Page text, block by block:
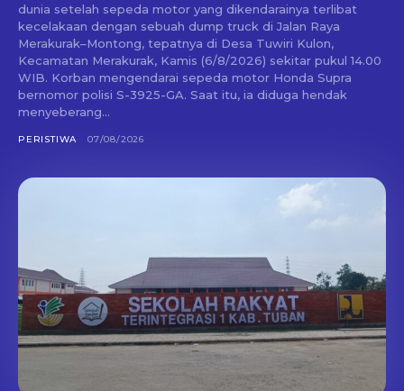
dunia setelah sepeda motor yang dikendarainya terlibat
kecelakaan dengan sebuah dump truck di Jalan Raya
Merakurak–Montong, tepatnya di Desa Tuwiri Kulon,
Kecamatan Merakurak, Kamis (6/8/2026) sekitar pukul 14.00
WIB. Korban mengendarai sepeda motor Honda Supra
bernomor polisi S-3925-GA. Saat itu, ia diduga hendak
menyeberang...
PERISTIWA 07/08/2026